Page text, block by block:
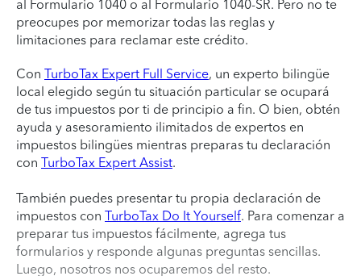
al Formulario 1040 o al Formulario 1040-SR. Pero no te
preocupes por memorizar todas las reglas y
limitaciones para reclamar este crédito.
Con TurboTax Expert Full Service, un experto bilingüe
local elegido según tu situación particular se ocupará
de tus impuestos por ti de principio a fin. O bien, obtén
ayuda y asesoramiento ilimitados de expertos en
impuestos bilingües mientras preparas tu declaración
con TurboTax Expert Assist.
También puedes presentar tu propia declaración de
impuestos con TurboTax Do It Yourself. Para comenzar a
preparar tus impuestos fácilmente, agrega tus
formularios y responde algunas preguntas sencillas.
Luego, nosotros nos ocuparemos del resto.